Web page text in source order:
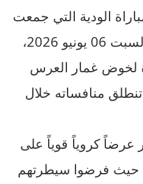
الودية التي جمعت
الطرفين زوال اليوم السبت 06 يونيو 2026،
لخوض غمار العرس
منافساته خلال
عرضاً كروياً قوياً على
حيث فرضوا سيطرتهم